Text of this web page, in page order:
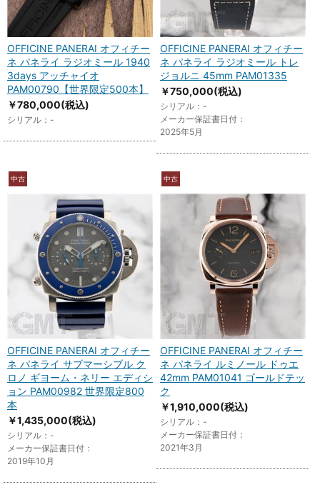
OFFICINE PANERAI オフィチー
ネ パネライ ラジオミール 1940
3days アッチャイオ
PAM00790【世界限定500本】
￥780,000(税込)
シリアル：-
OFFICINE PANERAI オフィチー
ネ パネライ ラジオミール トレ
ジョルニ 45mm PAM01335
￥750,000(税込)
シリアル：-
メーカー保証書日付：
2025年5月
中古
OFFICINE PANERAI オフィチー
ネ パネライ サブマーシブル ク
ロノ ギヨーム・ネリー エディシ
ョン PAM00982 世界限定800
本
￥1,435,000(税込)
シリアル：-
メーカー保証書日付：
2019年10月
中古
OFFICINE PANERAI オフィチー
ネ パネライ ルミノール ドゥエ
42mm PAM01041 ゴールドテッ
ク
￥1,910,000(税込)
シリアル：-
メーカー保証書日付：
2021年3月